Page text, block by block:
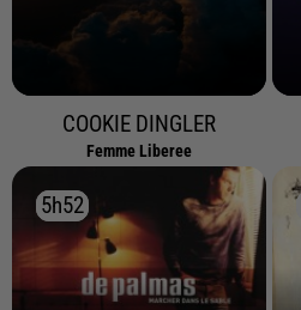
COOKIE DINGLER
Femme Liberee
5h52
5h52